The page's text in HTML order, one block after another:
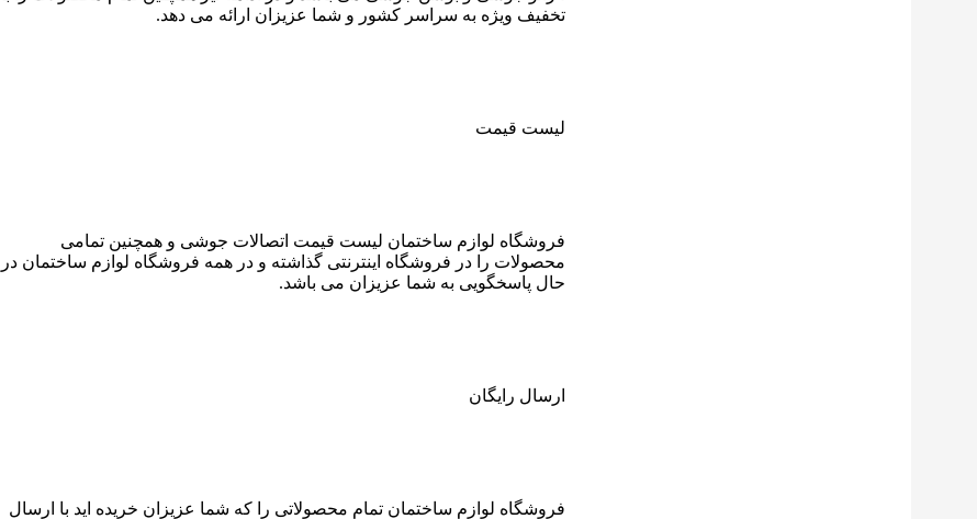
تخفیف ویژه به سراسر کشور و شما عزیزان ارائه می دهد.
لیست قیمت
فروشگاه لوازم ساختمان لیست قیمت اتصالات جوشی و همچنین تمامی
محصولات را در فروشگاه اینترنتی گذاشته و در همه فروشگاه لوازم ساختمان در
حال پاسخگویی به شما عزیزان می باشد.
ارسال رایگان
فروشگاه لوازم ساختمان تمام محصولاتی را که شما عزیزان خریده اید با ارسال